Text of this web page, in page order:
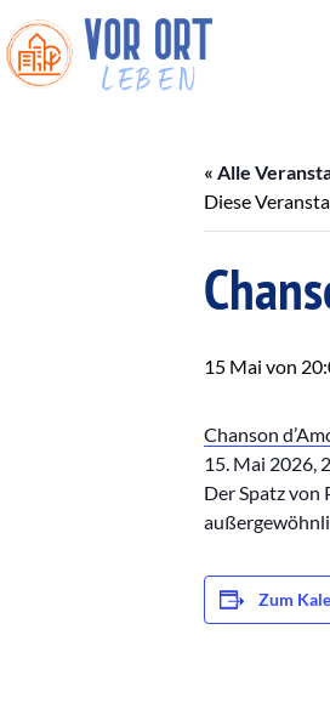
« Alle
Diese
15 Mai von
Chanson
15. Mai 2026,
Der Spatz von
Zum